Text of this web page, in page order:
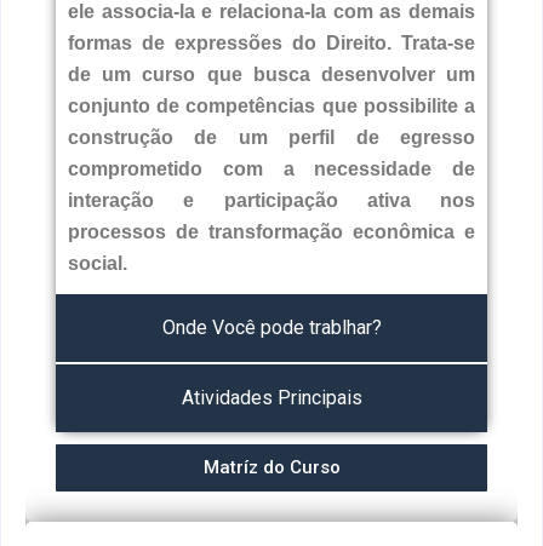
Onde Você pode trablhar?
Atividades Principais
ele associa-la e relaciona-la com as demais
formas de expressões do Direito. Trata-se
de um curso que busca desenvolver um
conjunto de competências que possibilite a
construção de um perfil de egresso
comprometido com a necessidade de
interação e participação ativa nos
processos de transformação econômica e
social.
Matríz do Curso